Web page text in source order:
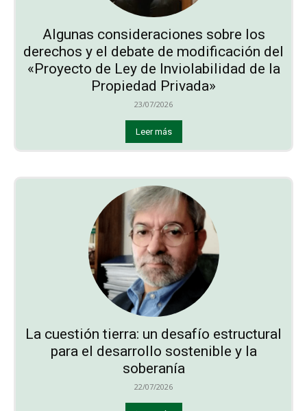
Algunas consideraciones sobre los
derechos y el debate de modificación del
«Proyecto de Ley de Inviolabilidad de la
Propiedad Privada»
23/07/2026
Leer más
La cuestión tierra: un desafío estructural
para el desarrollo sostenible y la
soberanía
22/07/2026